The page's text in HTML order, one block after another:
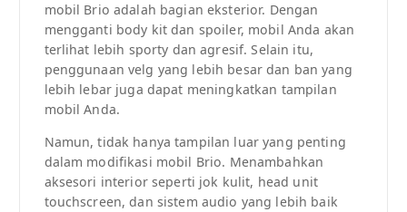
mobil Brio adalah bagian eksterior. Dengan
mengganti body kit dan spoiler, mobil Anda akan
terlihat lebih sporty dan agresif. Selain itu,
penggunaan velg yang lebih besar dan ban yang
lebih lebar juga dapat meningkatkan tampilan
mobil Anda.
Namun, tidak hanya tampilan luar yang penting
dalam modifikasi mobil Brio. Menambahkan
aksesori interior seperti jok kulit, head unit
touchscreen, dan sistem audio yang lebih baik